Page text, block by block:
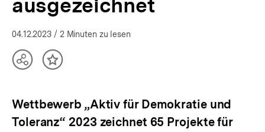
ausgezeichnet
04.12.2023 / 2 Minuten zu lesen
TeilenInhalt
Wettbewerb „Aktiv für Demokratie und
Toleranz“ 2023 zeichnet 65 Projekte für